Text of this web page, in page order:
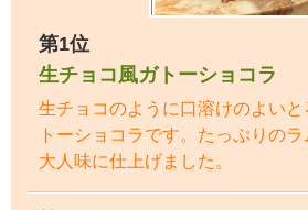
第1位
生チョコ風ガトーショコラ
生チョコのように口溶けのよい
トーショコラです。たっぷりのラ
大人味に仕上げました。